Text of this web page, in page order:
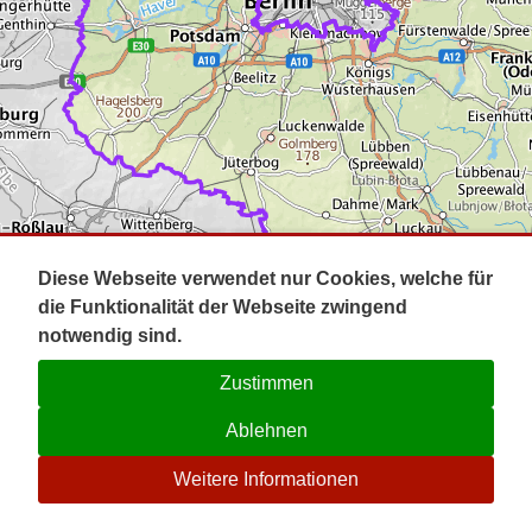
Impressum
Kontakt
☉
Diese Webseite verwendet nur Cookies, welche für
die Funktionalität der Webseite zwingend
notwendig sind.
Zustimmen
Ablehnen
Weitere Informationen